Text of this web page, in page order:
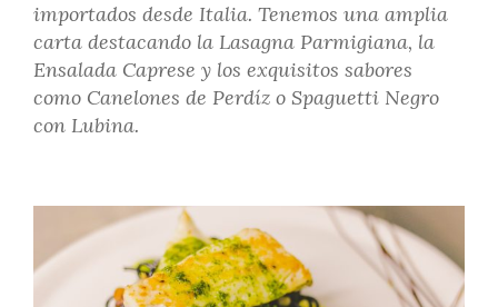
importados desde Italia. Tenemos una amplia
carta destacando la Lasagna Parmigiana, la
Ensalada Caprese y los exquisitos sabores
como Canelones de Perdíz o Spaguetti Negro
con Lubina.